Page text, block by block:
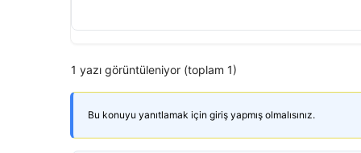
1 yazı görüntüleniyor (toplam 1)
Bu konuyu yanıtlamak için giriş yapmış olmalısınız.